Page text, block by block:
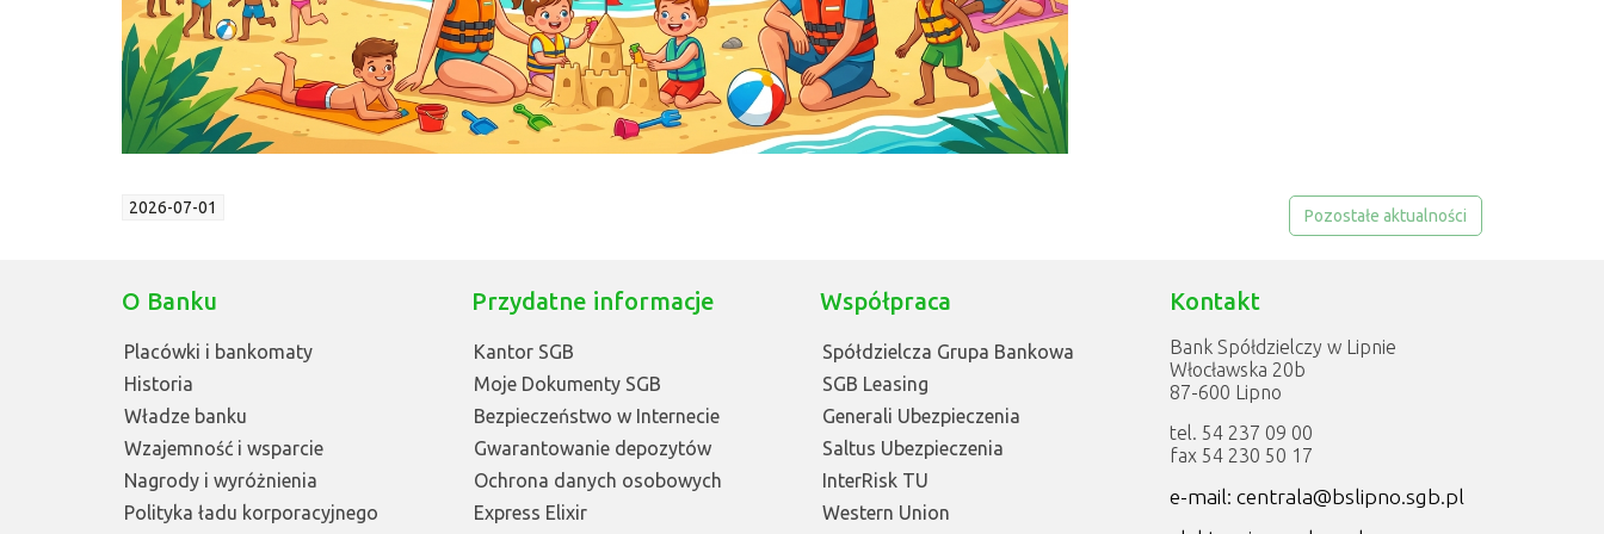
2026-07-01 Pozostałe aktualności
O Banku
Placówki i bankomaty
Historia
Władze banku
Wzajemność i wsparcie
Nagrody i wyróżnienia
Polityka ładu korporacyjnego
Przydatne informacje
Kantor SGB
Moje Dokumenty SGB
Bezpieczeństwo w Internecie
Gwarantowanie depozytów
Ochrona danych osobowych
Express Elixir
Współpraca
Spółdzielcza Grupa Bankowa
SGB Leasing
Generali Ubezpieczenia
Saltus Ubezpieczenia
InterRisk TU
Western Union
Kontakt
Bank Spółdzielczy w Lipnie
Włocławska 20b
87-600 Lipno
tel. 54 237 09 00
fax 54 230 50 17
e-mail: centrala@bslipno.sgb.pl